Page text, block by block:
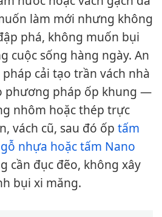
làm mới nhưng không
phá, không muốn bụi
cuộc sống hàng ngày. An
cải tạo trần vách nhà
phương pháp ốp khung —
nhôm hoặc thép trực
vách cũ, sau đó ốp tấm
nhựa hoặc tấm Nano
cần đục đẽo, không xây
bụi xi măng.